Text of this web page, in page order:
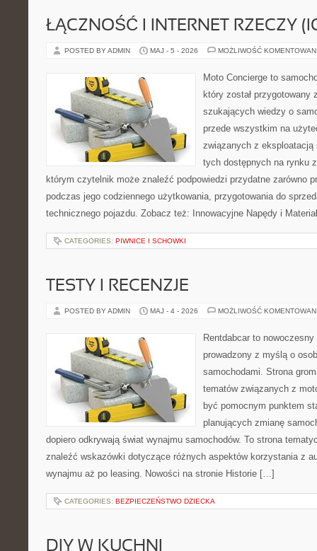
ŁĄCZNOŚĆ I INTERNET RZECZY
POSTED BY ADMIN MAJ - 5 - 2026 MOŻLIWOŚĆ
Moto Concierge to
który został przygotowany
szukających wiedzy o
przede wszystkim na
związanych z eksploatacją
tych dostępnych na rynku
którym czytelnik może znaleźć podpowiedzi przydatne zarówno
podczas jego codziennego użytkowania, przygotowania do
technicznego pojazdu. Zobacz też: Innowacyjne Napędy i
CATEGORIES: PIWNICE I SCHOWKI
TESTY I RECENZJE
POSTED BY ADMIN MAJ - 4 - 2026 MOŻLIWOŚĆ
Rentdabcar to
prowadzony z myślą o
samochodami. Strona
tematów związanych z
być pomocnym punktem
planujących zmianę
dopiero odkrywają świat wynajmu samochodów. To strona
znaleźć wskazówki dotyczące różnych aspektów korzystania z
wynajmu aż po leasing. Nowości na stronie Historie […]
CATEGORIES: BEZPIECZEŃSTWO DZIECKA
DIY W KUCHNI